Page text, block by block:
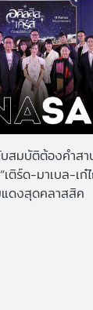
สมบัติต้องคำสา
ติร์ด-มาเบล-เ
ดงสุดคลาสสิค